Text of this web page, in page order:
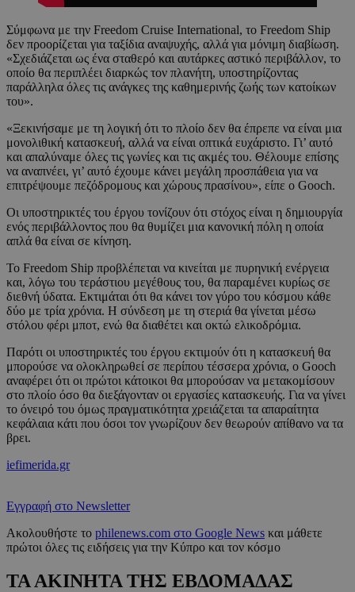
Σύμφωνα με την Freedom Cruise International, το Freedom Ship
δεν προορίζεται για ταξίδια αναψυχής, αλλά για μόνιμη διαβίωση.
«Σχεδιάζεται ως ένα σταθερό και αυτάρκες αστικό περιβάλλον, το
οποίο θα περιπλέει διαρκώς τον πλανήτη, υποστηρίζοντας
παράλληλα όλες τις ανάγκες της καθημερινής ζωής των κατοίκων
του».
«Ξεκινήσαμε με τη λογική ότι το πλοίο δεν θα έπρεπε να είναι μια
μονολιθική κατασκευή, αλλά να είναι οπτικά ευχάριστο. Γι’ αυτό
και απαλύναμε όλες τις γωνίες και τις ακμές του. Θέλουμε επίσης
να αναπνέει, γι’ αυτό έχουμε κάνει μεγάλη προσπάθεια για να
επιτρέψουμε πεζόδρομους και χώρους πρασίνου», είπε ο Gooch.
Οι υποστηρικτές του έργου τονίζουν ότι στόχος είναι η δημιουργία
ενός περιβάλλοντος που θα θυμίζει μια κανονική πόλη η οποία
απλά θα είναι σε κίνηση.
Το Freedom Ship προβλέπεται να κινείται με πυρηνική ενέργεια
και, λόγω του τεράστιου μεγέθους του, θα παραμένει κυρίως σε
διεθνή ύδατα. Εκτιμάται ότι θα κάνει τον γύρο του κόσμου κάθε
δύο με τρία χρόνια. Η σύνδεση με τη στεριά θα γίνεται μέσω
στόλου φέρι μποτ, ενώ θα διαθέτει και οκτώ ελικοδρόμια.
Παρότι οι υποστηρικτές του έργου εκτιμούν ότι η κατασκευή θα
μπορούσε να ολοκληρωθεί σε περίπου τέσσερα χρόνια, ο Gooch
αναφέρει ότι οι πρώτοι κάτοικοι θα μπορούσαν να μετακομίσουν
στο πλοίο όσο θα διεξάγονταν οι εργασίες κατασκευής. Για να γίνει
το όνειρό του όμως πραγματικότητα χρειάζεται τα απαραίτητα
κεφάλαια κάτι που όσοι τον γνωρίζουν δεν θεωρούν απίθανο να τα
βρει.
iefimerida.gr
Εγγραφή στο Newsletter
Ακολουθήστε το philenews.com στο Google News και μάθετε
πρώτοι όλες τις ειδήσεις για την Κύπρο και τον κόσμο
ΤΑ ΑΚΙΝΗΤΑ ΤΗΣ ΕΒΔΟΜΑΔΑΣ